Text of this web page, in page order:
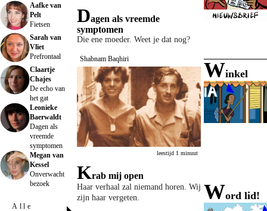
Aafke van
Pelt
Fietsen
Sarah van
Vliet
Prefrontaal
Claartje
Chajes
De echo van
het gat
Leonieke
Baerwaldt
Dagen als
vreemde
symptomen
Megan van
Kessel
Onverwacht
bezoek
alle
Dagen als vreemde
symptomen
Die ene moeder. Weet je dat nog?
Shabnam Baqhiri
leestijd 1 minuut
Krab mij open
Haar verhaal zal niemand horen. Wij
zijn haar vergeten.
winkel
word lid!